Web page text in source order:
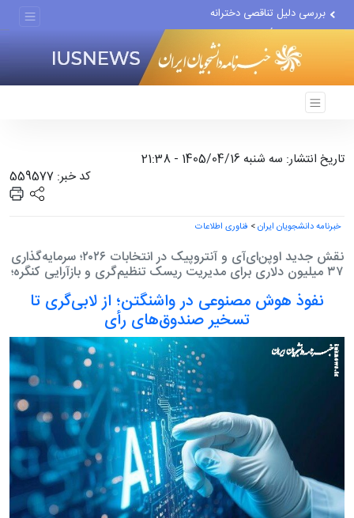
اجرای مدل تأمین مالی مشاغل...
تغییر ناگهانی روی نیمکت...
تاریخ انتشار: سه شنبه 1405/04/16 - 21:38
کد خبر: 559577
خبرنامه دانشجویان ایران> فناوری اطلاعات
نقش جدید اوپن‌ای‌آی و آنتروپیک در انتخابات ۲۰۲۶؛ سرمایه‌گذاری
۳۷ میلیون دلاری برای مدیریت ریسک تنظیم‌گری و بازآرایی کنگره؛
نفوذ هوش مصنوعی در واشنگتن؛ از لابی‌گری تا
تسخیر صندوق‌های رأی